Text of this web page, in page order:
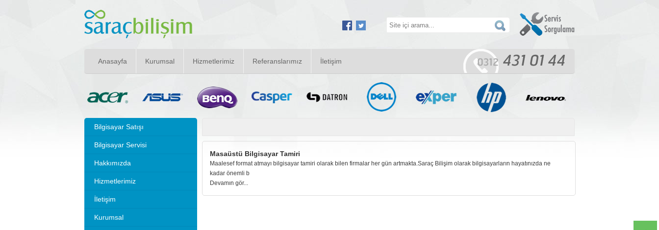
Anasayfa Kurumsal Hizmetlerimiz Referanslarımız İletişim
Bilgisayar Satışı
Bilgisayar Servisi
Hakkımızda
Hizmetlerimiz
İletişim
Kurumsal
Masaüstü Bilgisayar Tamiri
Maalesef format atmayı bilgisayar tamiri olarak bilen firmalar her gün artmakta.Saraç Bilişim olarak bilgisayarların hayatınızda ne
kadar önemli b
Devamın gör...